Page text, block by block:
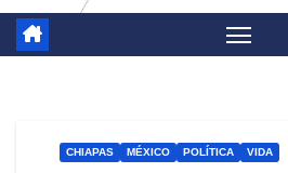
CHIAPAS MÉXICO POLÍTICA VIDA